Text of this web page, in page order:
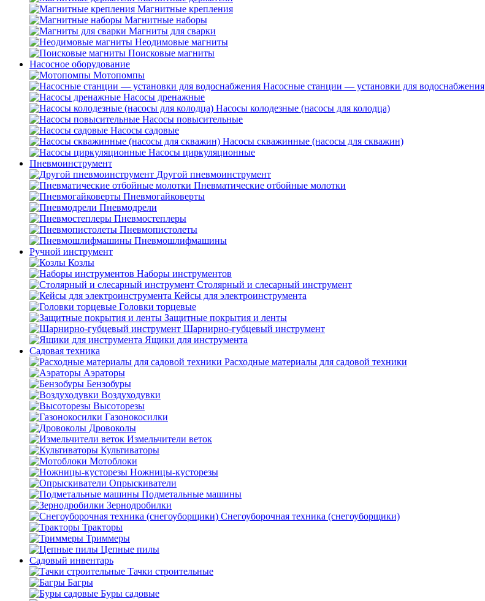
Магнитные крепления
Магнитные наборы
Магниты для сварки
Неодимовые магниты
Поисковые магниты
Насосное оборудование
Мотопомпы
Насосные станции — установки для водоснабжения
Насосы дренажные
Насосы колодезные (насосы для колодца)
Насосы повысительные
Насосы садовые
Насосы скважинные (насосы для скважин)
Насосы циркуляционные
Пневмоинструмент
Другой пневмоинструмент
Пневматические отбойные молотки
Пневмогайковерты
Пневмодрели
Пневмостеплеры
Пневмопистолеты
Пневмошлифмашины
Ручной инструмент
Козлы
Наборы инструментов
Столярный и слесарный инструмент
Кейсы для электроинструмента
Головки торцевые
Защитные покрытия и ленты
Шарнирно-губцевый инструмент
Ящики для инструмента
Садовая техника
Расходные материалы для садовой техники
Аэраторы
Бензобуры
Воздуходувки
Высоторезы
Газонокосилки
Дровоколы
Измельчители веток
Культиваторы
Мотоблоки
Ножницы-кусторезы
Опрыскиватели
Подметальные машины
Зернодробилки
Снегоуборочная техника (снегоуборщики)
Тракторы
Триммеры
Цепные пилы
Садовый инвентарь
Тачки строительные
Багры
Буры садовые